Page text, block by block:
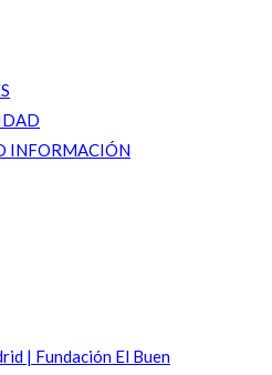
INFORMACIÓN